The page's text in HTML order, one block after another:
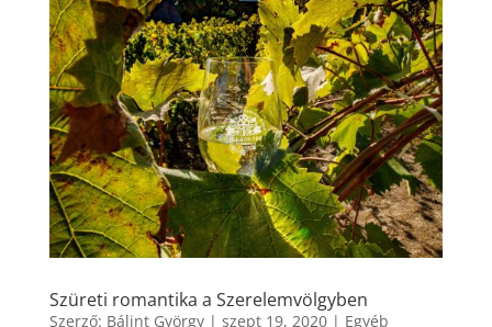
Szüreti romantika a Szerelemvölgyben
Szerző: Bálint György| szept 19, 2020| Egyéb